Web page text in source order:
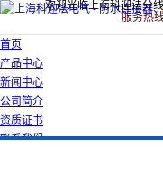
欢迎光临上海科迎法分
服务热
首页
产品中心
新闻中心
公司简介
资质证书
联系我们